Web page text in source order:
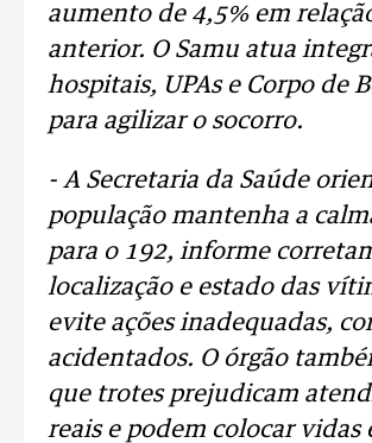
aumento de 4,5% em
anterior. O Samu atua
hospitais, UPAs e Corpo de
para agilizar o socorro.
- A Secretaria da Saúde
população mantenha a
para o 192, informe
localização e estado das
evite ações inadequadas,
acidentados. O órgão
que trotes prejudicam
reais e podem colocar vidas